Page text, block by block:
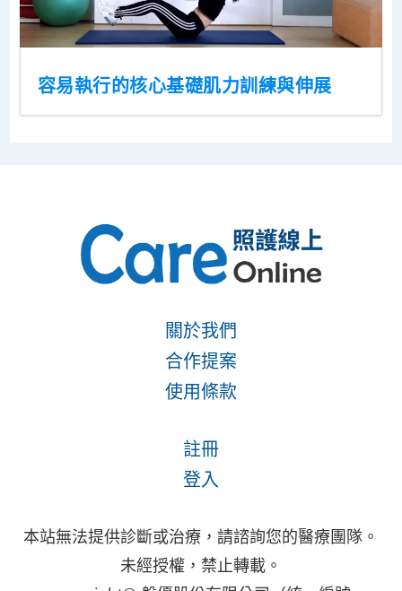
容易執行的核心基礎肌力訓練與伸展
關於我們
合作提案
使用條款
註冊
登入
本站無法提供診斷或治療，請諮詢您的醫療團隊。
未經授權，禁止轉載。